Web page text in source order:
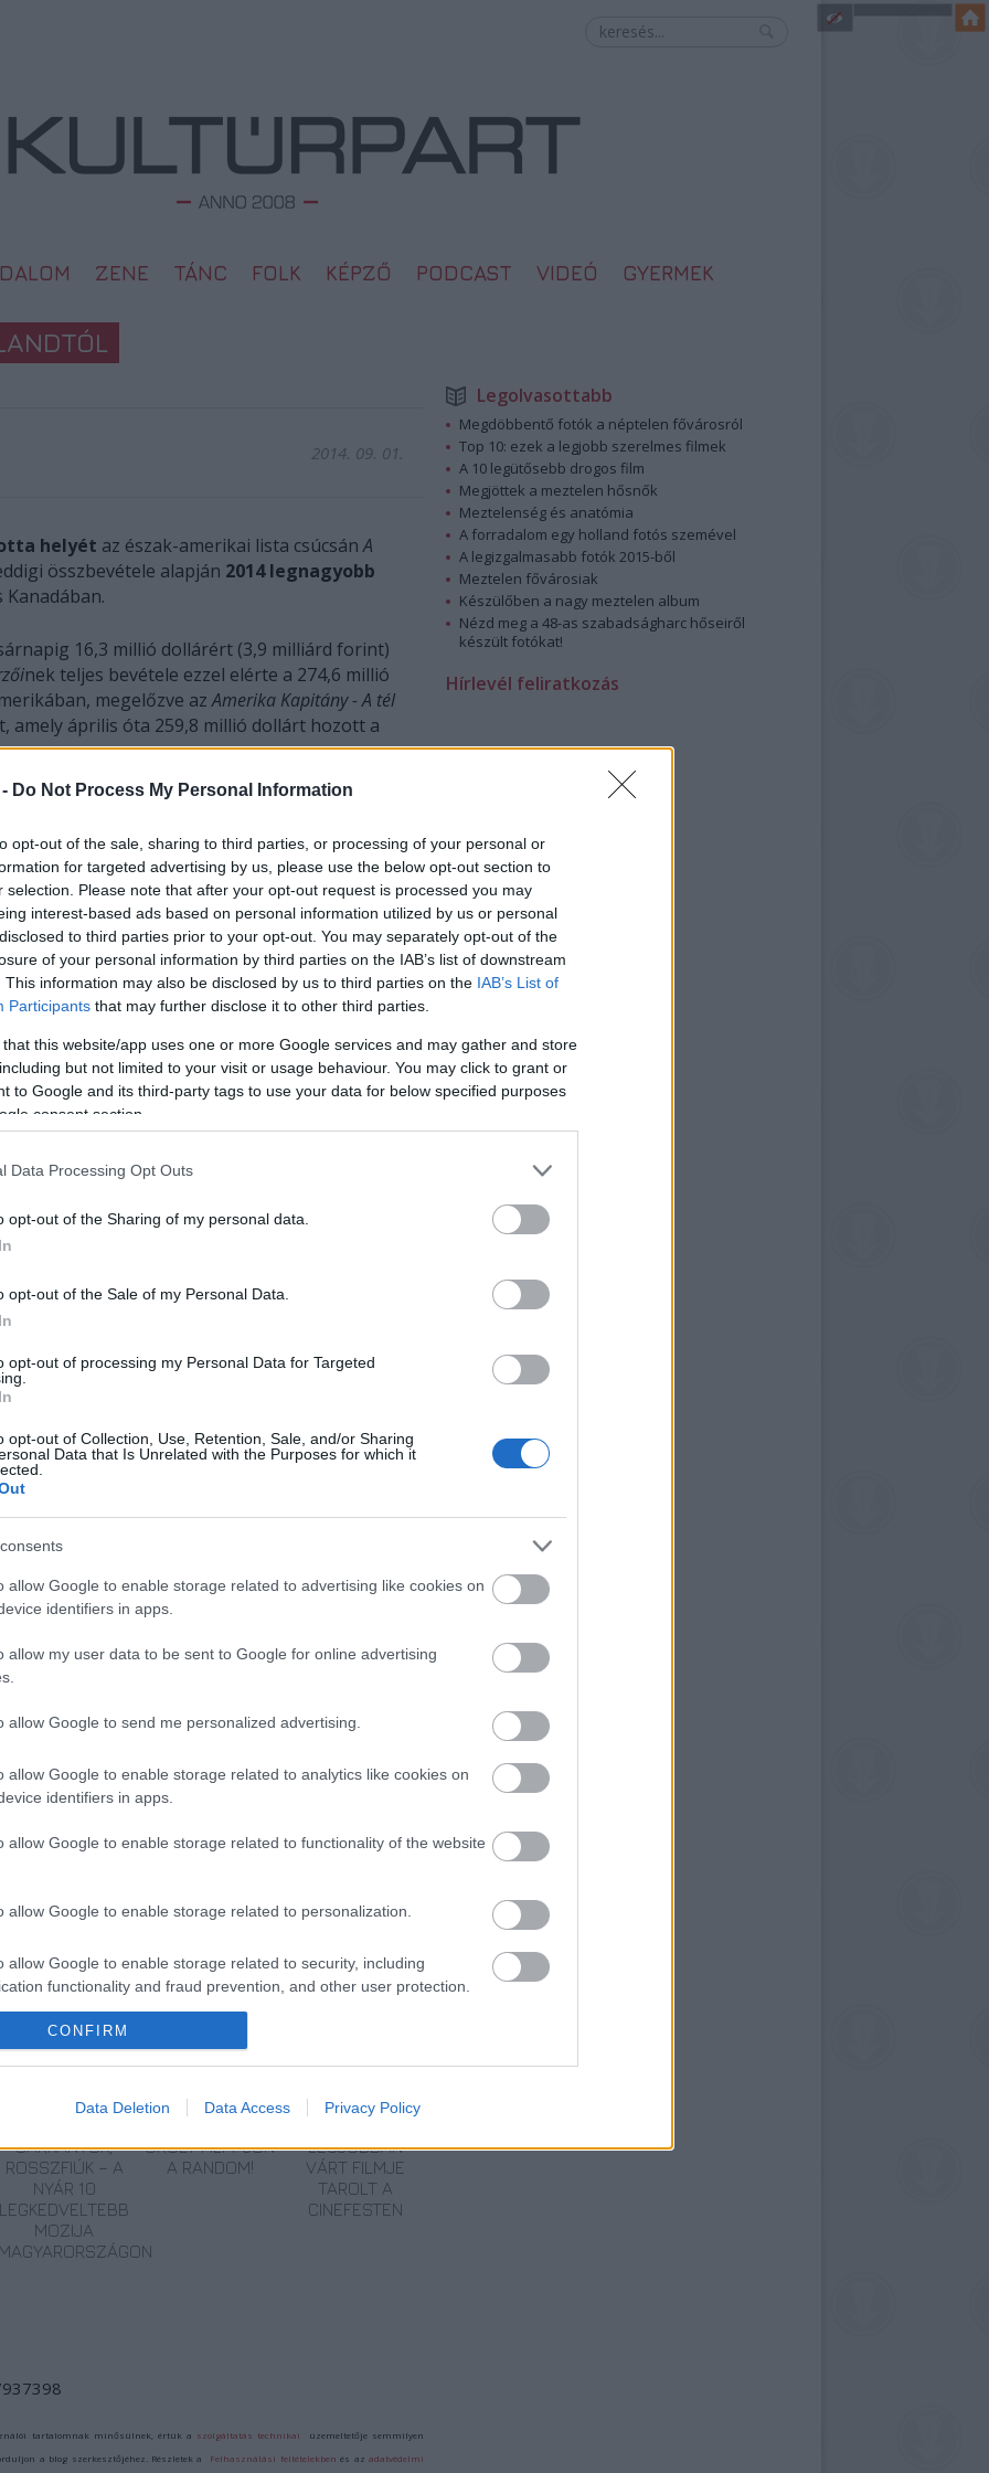
Do Not Process My Personal Information
opt-out of the sale, sharing to third parties, or processing of your personal or
for targeted advertising by us, please use the below opt-out section to
selection. Please note that after your opt-out request is processed you may
interest-based ads based on personal information utilized by us or personal
to third parties prior to your opt-out. You may separately opt-out of the
of your personal information by third parties on the IAB’s list of downstream
This information may also be disclosed by us to third parties on the IAB’s List of
Participants that may further disclose it to other third parties.
that this website/app uses one or more Google services and may gather and store
but not limited to your visit or usage behaviour. You may click to grant or
to Google and its third-party tags to use your data for below specified purposes
consent section.
Data Processing Opt Outs
opt-out of the Sharing of my personal data.
opt-out of the Sale of my Personal Data.
opt-out of processing my Personal Data for Targeted
opt-out of Collection, Use, Retention, Sale, and/or Sharing
Data that Is Unrelated with the Purposes for which it
allow Google to enable storage related to advertising like cookies on
identifiers in apps.
allow my user data to be sent to Google for online advertising
allow Google to send me personalized advertising.
allow Google to enable storage related to analytics like cookies on
identifiers in apps.
allow Google to enable storage related to functionality of the website
allow Google to enable storage related to personalization.
allow Google to enable storage related to security, including
functionality and fraud prevention, and other user protection.
CONFIRM
Data Deletion Data Access Privacy Policy
ZENE TÁNC FOLK KÉPZŐ PODCAST VIDEÓ GYERMEK
2014. 09. 01.
helyét az észak-amerikai lista csúcsánA
összbevétele alapján 2014 legnagyobb
16,3 millió dollárért (3,9 milliárd forint)
nek teljes bevétele ezzel elérte a 274,6 millió
megelőzve azAmerika Kapitány - A tél
amely április óta 259,8 millió dollárt hozott a
második helyét a Tini nindzsa teknőcök
dollár (2,2 milliárd forint) jegybevételt ért el, és
az
Úgy fent, mint lent
című, a párizsi
amely 8,3 millió dollárt (kétmilliárd forint)
SÁRKÁNYOK,
ROSSZFIÚK – A
NYÁR 10
LEGKEDVELTEBB
MOZIJA
MAGYARORSZÁGON
ŐRÜLT FILM: JÖN
A RANDOM!
LEGJOBBAN
VÁRT FILMJE
TAROLT A
CINEFESTEN
tartalomnak minősülnek, értük a szolgáltatás technikai üzemeltetője semmilyen
a blog szerkesztőjéhez. Részletek a Felhasználási feltételekben és azadatvédelmi
Legolvasottabb
Megdöbbentő fotók a néptelen fővárosról
Top 10: ezek a legjobb szerelmes filmek
A 10 legütősebb drogos film
Megjöttek a meztelen hősnők
Meztelenség és anatómia
A forradalom egy holland fotós szemével
A legizgalmasabb fotók 2015-ből
Meztelen fővárosiak
Készülőben a nagy meztelen album
Nézd meg a 48-as szabadságharc hőseiről
készült fotókat!
Hírlevél feliratkozás